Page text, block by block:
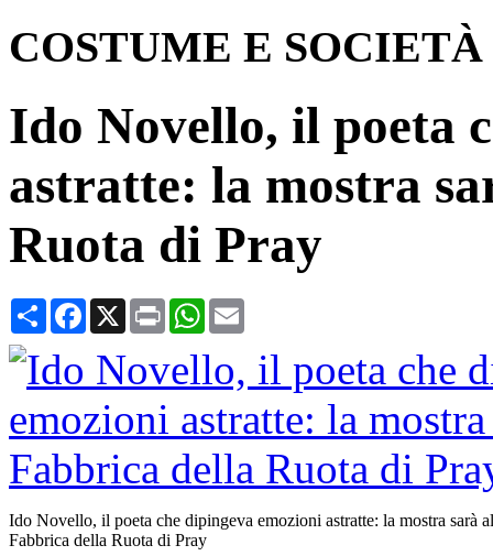
COSTUME E SOCIETÀ
Ido Novello, il poeta
astratte: la mostra
Ruota di Pray
CondividiFacebook
X Print WhatsApp
Ido Novello, il poeta che dipingeva emozioni astratte: la mostra sarà
Fabbrica della Ruota di Pray